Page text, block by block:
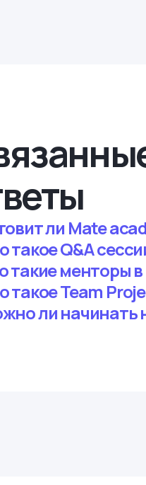
ли Mate
такое Q&A
такие менторы
такое Team
ли начинать